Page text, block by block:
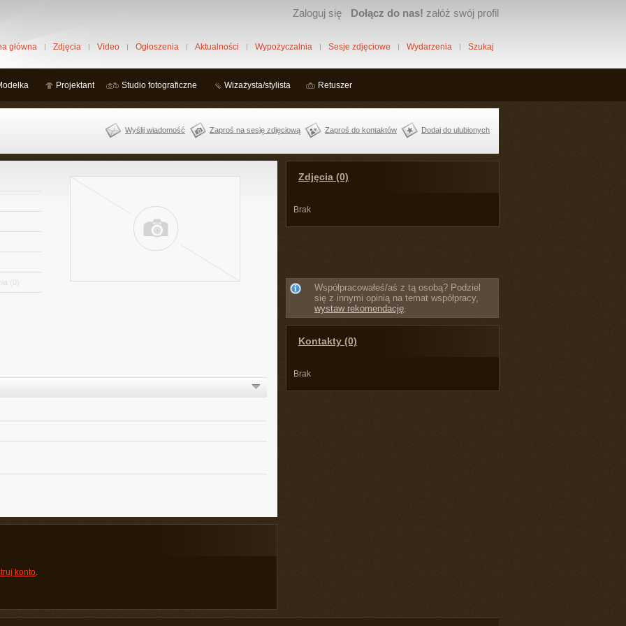
Zaloguj się Dołącz do nas! załóż swój profil
główna Zdjęcia Video Ogłoszenia Aktualności Wypożyczalnia Sesje zdjęciowe Wydarzenia Szukaj
Projektant Studio fotograficzne Wizażysta/stylista Retuszer
Wyślij wiadomość Zaproś na sesję zdjęciową Zaproś do kontaktów Dodaj do ulubionych
(0)
konto.
Zdjęcia (0)
Brak
Współpracowałeś/aś z tą osobą? Podziel
się z innymi opinią na temat współpracy,
wystaw rekomendację.
Kontakty (0)
Brak